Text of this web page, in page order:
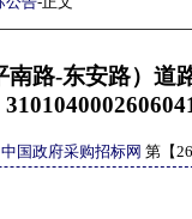
南路-东安路）道
中国政府采购招标网 第【